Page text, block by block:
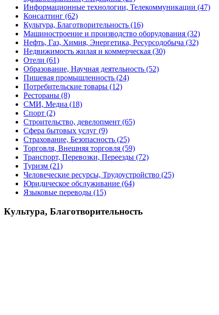
Информационные технологии, Телекоммуникации (47)
Консалтинг (62)
Культура, Благотворительность (16)
Машиностроение и производство оборудования (32)
Нефть, Газ, Химия, Энергетика, Ресурсодобыча (32)
Недвижимость жилая и коммерческая (30)
Отели (61)
Образование, Научная деятельность (52)
Пишевая промышленность (24)
Потребительские товары (12)
Рестораны (8)
СМИ, Медиа (18)
Спорт (2)
Строительство, девелопмент (65)
Сфера бытовых услуг (9)
Страхование, Безопасность (25)
Торговля, Внешняя торговля (59)
Транспорт, Перевозки, Переезды (72)
Туризм (21)
Человеческие ресурсы, Трудоустройство (25)
Юридическое обслуживание (64)
Языковые переводы (15)
Культура, Благотворительность